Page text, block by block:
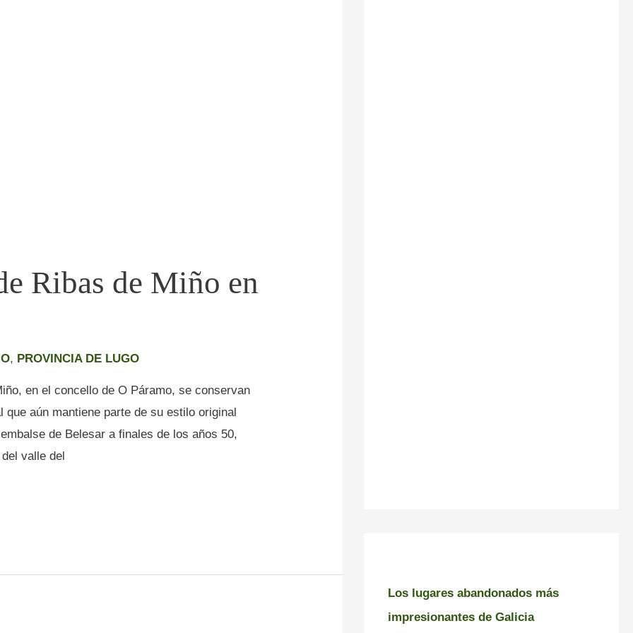
Ribas de Miño en
, PROVINCIA DE LUGO
en el concello de O Páramo, se conservan
aún mantiene parte de su estilo original
de Belesar a finales de los años 50,
valle del
Los lugares abandonados más
impresionantes de Galicia